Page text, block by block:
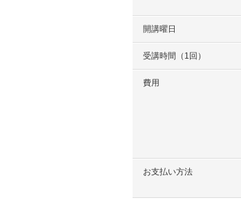
開講曜日
受講時間（1回）
費用
お支払い方法